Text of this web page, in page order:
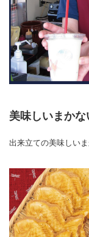
美味しいまか
出来立ての美味しい